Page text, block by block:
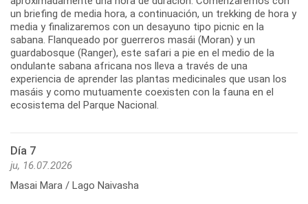
un briefing de media hora, a continuación, un trekking de hora y
media y finalizaremos con un desayuno tipo picnic en la
sabana. Flanqueado por guerreros masái (Moran) y un
guardabosque (Ranger), este safari a pie en el medio de la
ondulante sabana africana nos lleva a través de una
experiencia de aprender las plantas medicinales que usan los
masáis y como mutuamente coexisten con la fauna en el
ecosistema del Parque Nacional.
Día 7
ju, 16.07.2026
Masai Mara / Lago Naivasha